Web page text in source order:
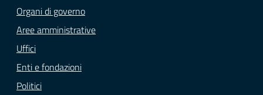
Organi di governo
Aree amministrative
Uffici
Enti e fondazioni
Politici